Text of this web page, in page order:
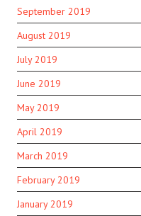
September 2019
August 2019
July 2019
June 2019
May 2019
April 2019
March 2019
February 2019
January 2019